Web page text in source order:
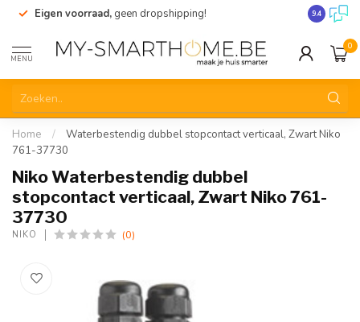
Eigen voorraad, geen dropshipping! 9.4
MENU
0
Home /
Waterbestendig dubbel stopcontact verticaal, Zwart Niko
761-37730
Niko Waterbestendig dubbel
stopcontact verticaal, Zwart Niko 761-
37730
NIKO (0)